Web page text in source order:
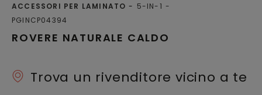
ROVERE NATURALE CALDO
ACCESSORI PER LAMINATO
5-IN-1
PGINCP04394
Trova un rivenditore vicino a te